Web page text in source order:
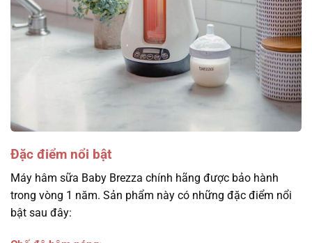
Đặc điểm nổi bật
Máy hâm sữa Baby Brezza chính hãng được bảo hành
trong vòng 1 năm. Sản phẩm này có những đặc điểm nổi
bật sau đây: